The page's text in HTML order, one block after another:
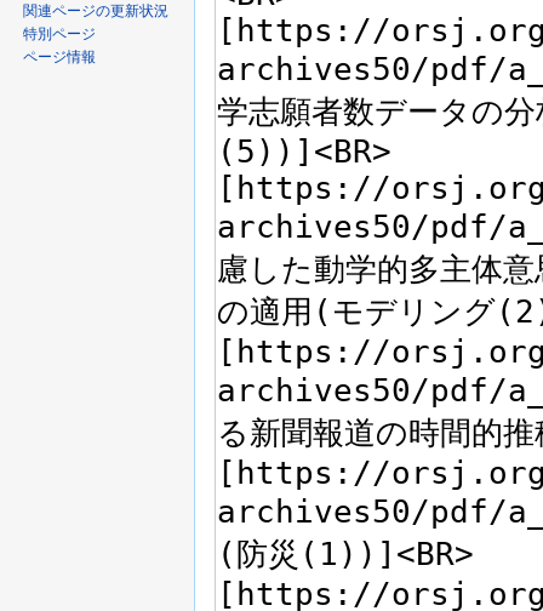
関連ページの更新状況
特別ページ
ページ情報